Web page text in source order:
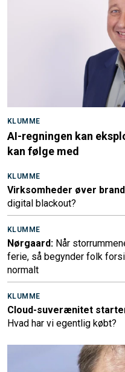
KLUMME
AI-regningen kan
kan følge med
KLUMME
Virksomheder øver
digital blackout?
KLUMME
Nørgaard: Når
ferie, så begynder folk
normalt
KLUMME
Cloud-suverænitet
Hvad har vi egentlig købt?